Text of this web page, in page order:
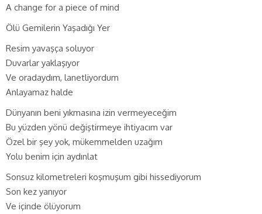
A change for a piece of mind
Ölü Gemilerin Yaşadığı Yer
Resim yavaşça soluyor
Duvarlar yaklaşıyor
Ve oradaydım, lanetliyordum
Anlayamaz halde
Dünyanın beni yıkmasına izin vermeyeceğim
Bu yüzden yönü değiştirmeye ihtiyacım var
Özel bir şey yok, mükemmelden uzağım
Yolu benim için aydınlat
Sonsuz kilometreleri koşmuşum gibi hissediyorum
Son kez yanıyor
Ve içinde ölüyorum